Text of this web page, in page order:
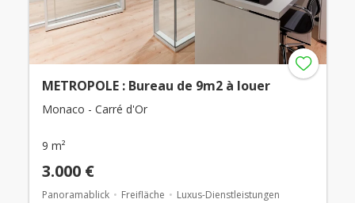
METROPOLE : Bureau de 9m2 à louer
Monaco - Carré d'Or
9 m²
3.000 €
Panoramablick Freifläche Luxus-Dienstleistungen